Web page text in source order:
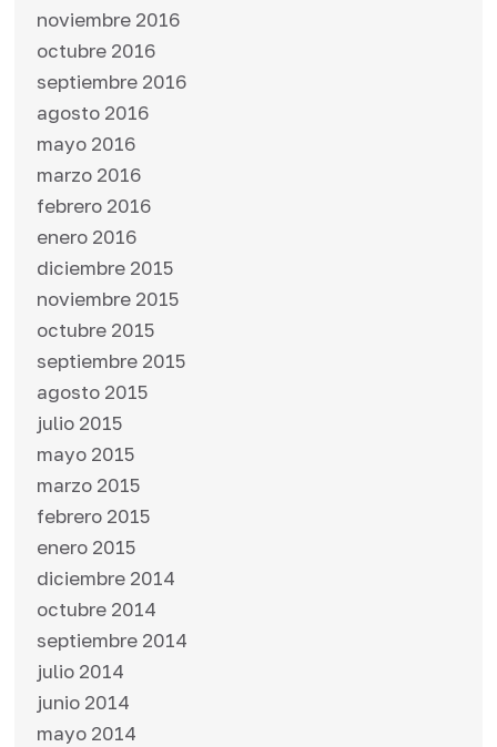
noviembre 2016
octubre 2016
septiembre 2016
agosto 2016
mayo 2016
marzo 2016
febrero 2016
enero 2016
diciembre 2015
noviembre 2015
octubre 2015
septiembre 2015
agosto 2015
julio 2015
mayo 2015
marzo 2015
febrero 2015
enero 2015
diciembre 2014
octubre 2014
septiembre 2014
julio 2014
junio 2014
mayo 2014